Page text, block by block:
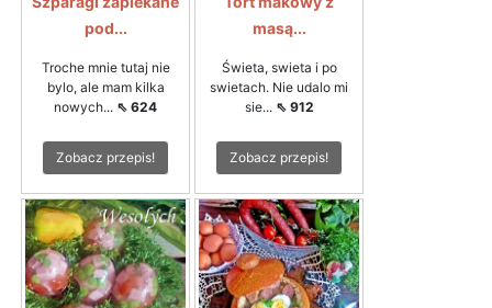
pod...
Troche mnie tutaj nie
bylo, ale mam kilka
nowych... ⇖ 624
Zobacz przepis!
masą...
Świeta, swieta i po
swietach. Nie udalo mi
sie... ⇖ 912
Zobacz przepis!